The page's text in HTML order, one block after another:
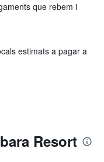
que rebem i
estimats a pagar a
Resort